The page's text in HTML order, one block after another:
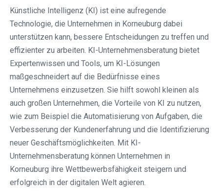
Künstliche Intelligenz (KI) ist eine aufregende
Technologie, die Unternehmen in Korneuburg dabei
unterstützen kann, bessere Entscheidungen zu treffen und
effizienter zu arbeiten. KI-Unternehmensberatung bietet
Expertenwissen und Tools, um KI-Lösungen
maßgeschneidert auf die Bedürfnisse eines
Unternehmens einzusetzen. Sie hilft sowohl kleinen als
auch großen Unternehmen, die Vorteile von KI zu nutzen,
wie zum Beispiel die Automatisierung von Aufgaben, die
Verbesserung der Kundenerfahrung und die Identifizierung
neuer Geschäftsmöglichkeiten. Mit KI-
Unternehmensberatung können Unternehmen in
Korneuburg ihre Wettbewerbsfähigkeit steigern und
erfolgreich in der digitalen Welt agieren.